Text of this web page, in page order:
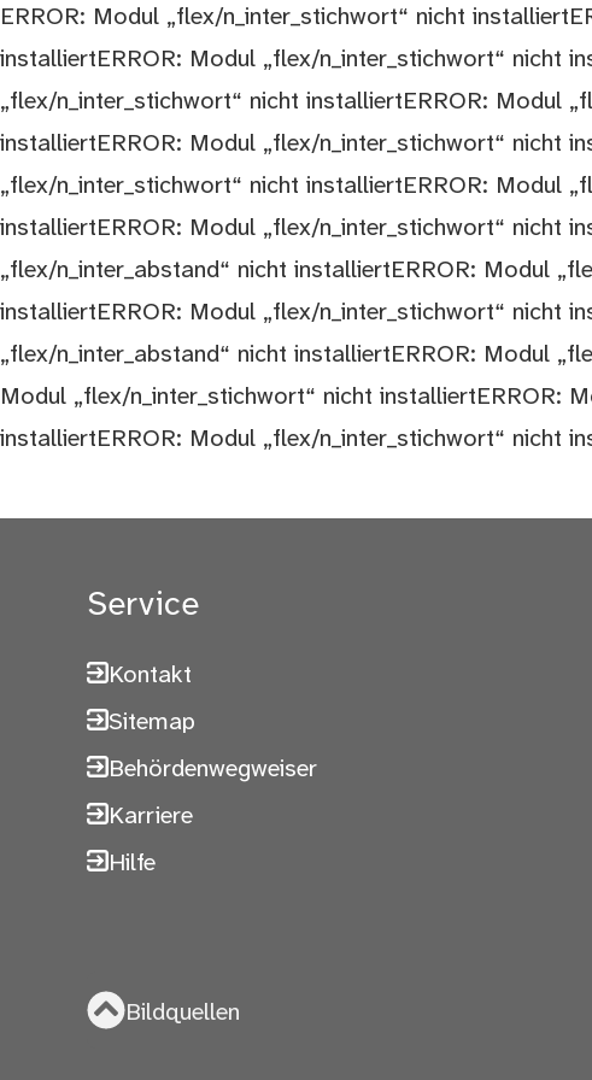
ERROR: Modul „flex/n_inter_stichwort“ nicht
installiertERROR: Modul „flex/n_inter_stichwort“ nicht
„flex/n_inter_stichwort“ nicht installiertERROR: Modul
installiertERROR: Modul „flex/n_inter_stichwort“ nicht
„flex/n_inter_stichwort“ nicht installiertERROR: Modul
installiertERROR: Modul „flex/n_inter_stichwort“ nicht
„flex/n_inter_abstand“ nicht installiertERROR: Modul
installiertERROR: Modul „flex/n_inter_stichwort“ nicht
„flex/n_inter_abstand“ nicht installiertERROR: Modul
Modul „flex/n_inter_stichwort“ nicht installiertERROR:
installiertERROR: Modul „flex/n_inter_stichwort“ nicht
Service
Kontakt
Sitemap
Behördenwegweiser
Karriere
Hilfe
Bildquellen